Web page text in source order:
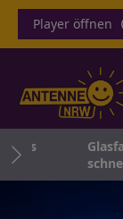
Player öffnen